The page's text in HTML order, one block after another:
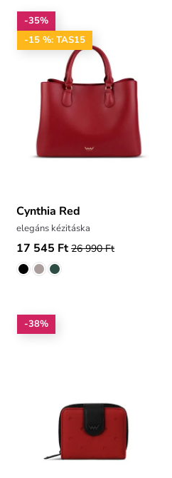
-35%
-15 %: TAS15
Cynthia Red
elegáns kézitáska
17 545 Ft 26 990 Ft
-38%